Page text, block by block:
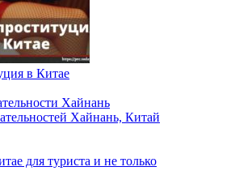
в Китае
Хайнань, Китай
для туриста и не только